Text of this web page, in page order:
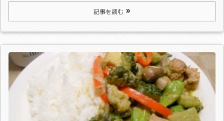
記事を読む